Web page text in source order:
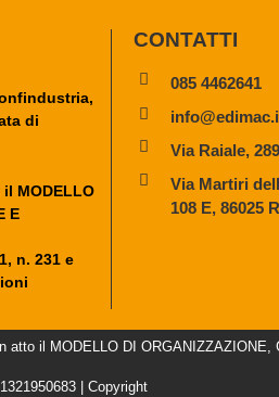
di
MODELLO
E
n. 231 e
CONTATTI
085 4462641
Via Raiale,
Via Martiri
108 E, 86025
atto il MODELLO DI
| Copyright